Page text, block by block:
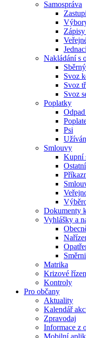
Samospráva
Nakládání s
Svoz
Svoz
Svoz
Poplatky
Psi
Smlouvy
Kupní
Dokumenty
Vyhlášky a
Matrika
Krizové
Kontroly
Pro občany
Aktuality
Kalendář
Zpravodaj
Informace z
Mobilní